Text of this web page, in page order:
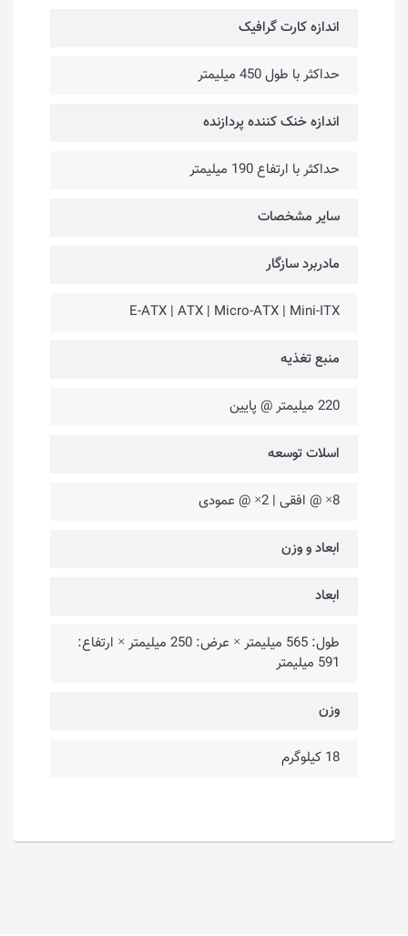
اندازه کارت گرافیک
حداکثر با طول 450 میلیمتر
اندازه خنک کننده پردازنده
حداکثر با ارتفاع 190 میلیمتر
سایر مشخصات
مادربرد سازگار
E-ATX | ATX | Micro-ATX | Mini-ITX
منبع تغذیه
220 میلیمتر @ پایین
اسلات توسعه
8× @ افقی | 2× @ عمودی
ابعاد و وزن
ابعاد
طول: 565 میلیمتر × عرض: 250 میلیمتر × ارتفاع:
591 میلیمتر
وزن
18 کیلوگرم